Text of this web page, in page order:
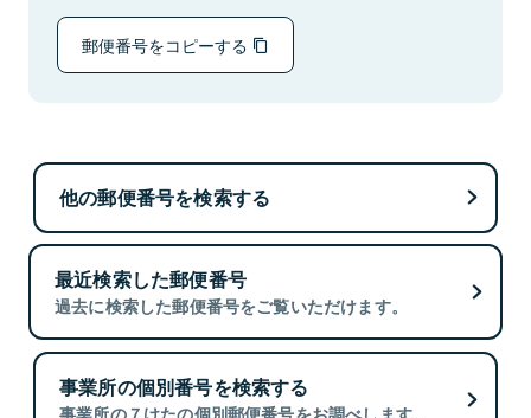
郵便番号をコピーする
他の郵便番号を検索する
最近検索した郵便番号
過去に検索した郵便番号をご覧いただけます。
事業所の個別番号を検索する
事業所の７けたの個別郵便番号をお調べします。